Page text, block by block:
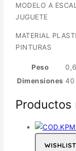
MODELO A
JUGUETE
MATERIAL
PINTURAS
Peso
Dimensiones 40
Productos
WISHLIST